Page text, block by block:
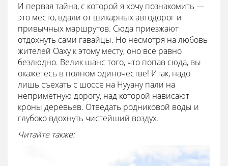
И первая тайна, с которой я хочу познакомить —
это место, вдали от шикарных автодорог и
привычных маршрутов. Сюда приезжают
отдохнуть сами гавайцы. Но несмотря на любовь
жителей Оаху к этому месту, оно все равно
безлюдно. Велик шанс того, что попав сюда, вы
окажетесь в полном одиночестве! Итак, надо
лишь съехать с шоссе на Нууану пали на
неприметную дорогу, над которой нависают
кроны деревьев. Отведать родниковой воды и
глубоко вдохнуть чистейший воздух.
Читайте также: